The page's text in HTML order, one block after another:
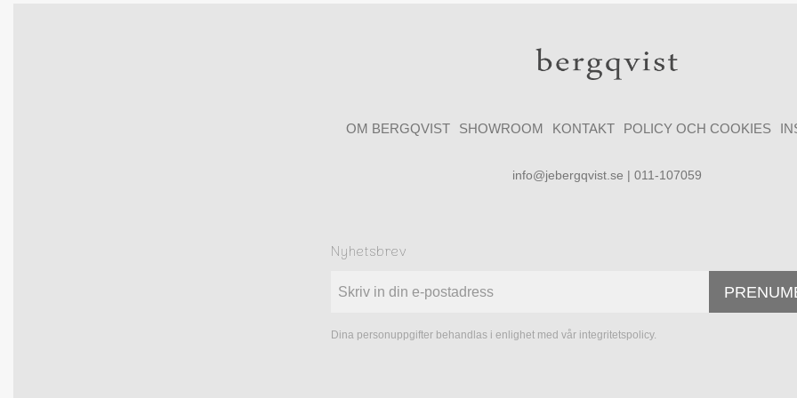
OM BERGQVIST SHOWROOM KONTAKT POLICY OCH COOKIES
info@jebergqvist.se | 011-107059
Nyhetsbrev
Dina personuppgifter behandlas i enlighet med vår integritetspolicy.